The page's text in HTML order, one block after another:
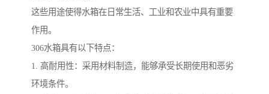
这些用途使得水箱在日常生活、工业和农业中具有重要
作用。
306水箱具有以下特点：
1. 高耐用性：采用材料制造，能够承受长期使用和恶劣
环境条件。